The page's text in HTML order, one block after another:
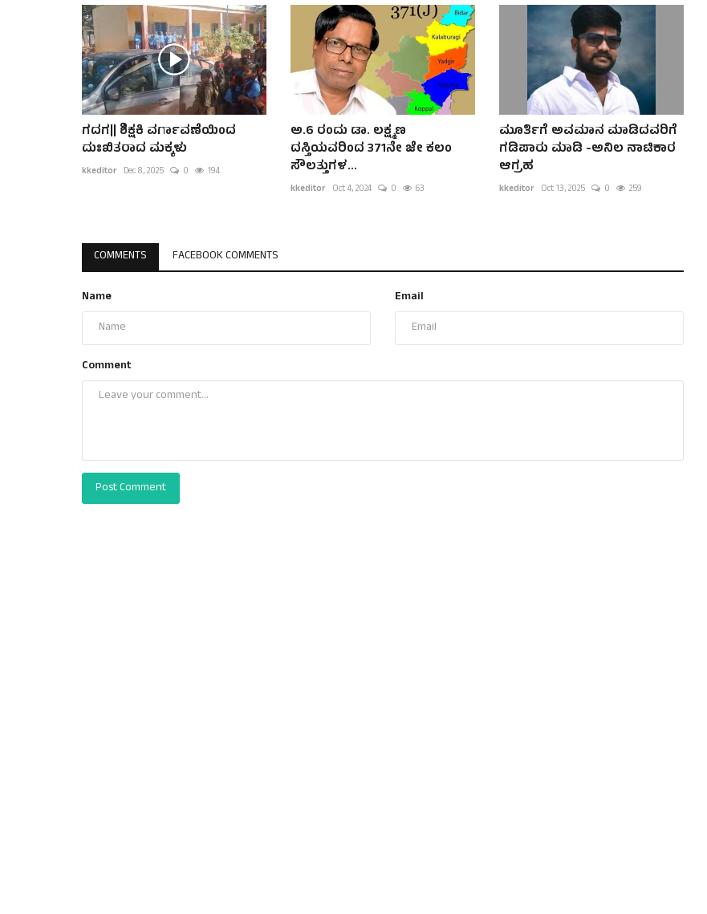
ಗದಗ|| ಶಿಕ್ಷಕಿ ವರ್ಗಾವಣೆಯಿಂದ
ದುಃಖಿತರಾದ ಮಕ್ಕಳು
kkeditor Dec 8, 2025 0 194
ಅ.6 ರಂದು ಡಾ. ಲಕ್ಷ್ಮಣ
ದಸ್ತಿಯವರಿಂದ 371ನೇ ಜೇ ಕಲಂ
ಸೌಲತ್ತುಗಳ...
kkeditor Oct 4, 2024 0 63
ಮೂರ್ತಿಗೆ ಅವಮಾನ ಮಾಡಿದವರಿಗೆ
ಗಡಿಪಾರು ಮಾಡಿ -ಅನಿಲ ನಾಟಿಕಾರ
ಆಗ್ರಹ
kkeditor Oct 13, 2025 0 259
COMMENTS FACEBOOK COMMENTS
Name Email
Comment
Post Comment